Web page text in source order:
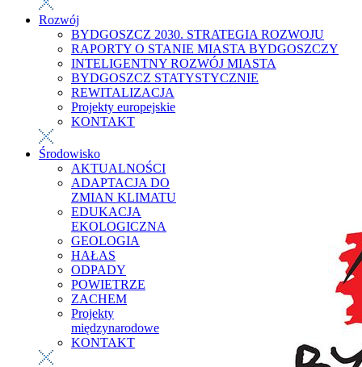
Rozwój
BYDGOSZCZ 2030. STRATEGIA ROZWOJU
RAPORTY O STANIE MIASTA BYDGOSZCZY
INTELIGENTNY ROZWÓJ MIASTA
BYDGOSZCZ STATYSTYCZNIE
REWITALIZACJA
Projekty europejskie
KONTAKT
Środowisko
AKTUALNOŚCI
ADAPTACJA DO
ZMIAN KLIMATU
EDUKACJA
EKOLOGICZNA
GEOLOGIA
HAŁAS
ODPADY
POWIETRZE
ZACHEM
Projekty
międzynarodowe
KONTAKT